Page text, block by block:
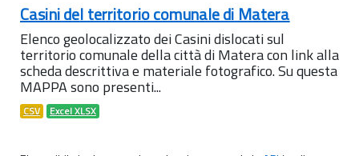
Casini del territorio comunale di Matera
Elenco geolocalizzato dei Casini dislocati sul
territorio comunale della città di Matera con link alla
scheda descrittiva e materiale fotografico. Su questa
MAPPA sono presenti...
CSV Excel XLSX